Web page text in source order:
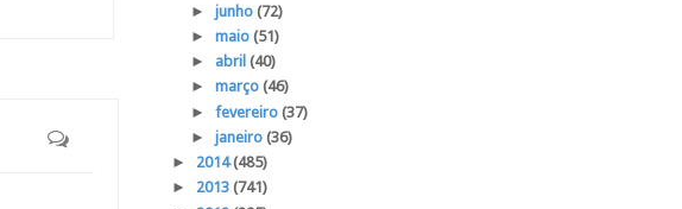
► junho (72)
► maio (51)
► abril (40)
► março (46)
► fevereiro (37)
► janeiro (36)
► 2014(485)
► 2013 (741)